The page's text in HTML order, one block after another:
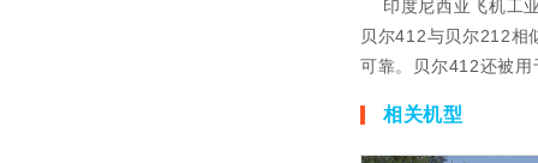
印度尼西亚飞机工
贝尔412与贝尔212相
可靠。贝尔412还被用
相关机型